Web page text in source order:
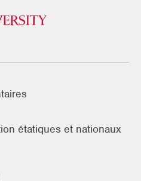
étatiques et nationaux